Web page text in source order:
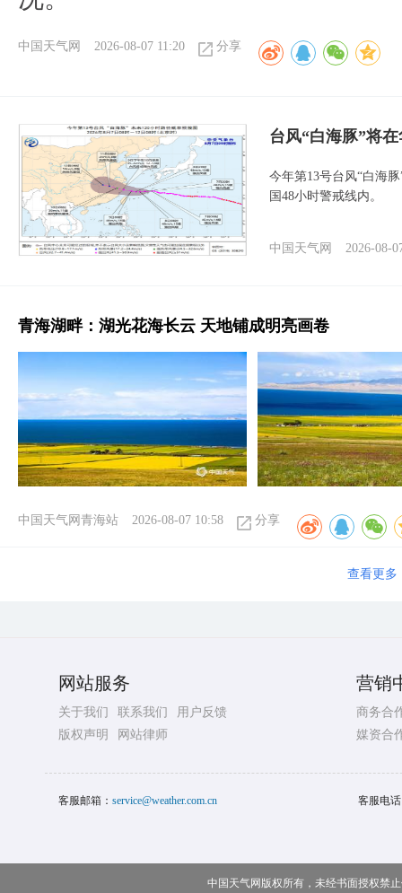
中国天气网 2026-08-07 11:20 分享
台风“白海豚”将
今年第13号台风“白海
国48小时警戒线内。
中国天气网 2026-08-
青海湖畔：湖光花海长云 天地铺成明亮画卷
中国天气网青海站 2026-08-07 10:58 分享
查看更多
网站服务
关于我们 联系我们
用户反馈
版权声明
网站律师
营销
商务合
媒资合
客服邮箱： service@weather.com.cn 客服电
中国天气网版权所有，未经书面授权